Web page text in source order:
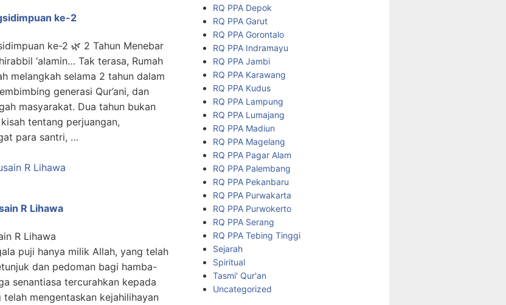
ke-2
ke-2 🌿 2 Tahun Menebar
‘alamin… Tak terasa, Rumah
melangkah selama 2 tahun dalam
generasi Qur’ani, dan
masyarakat. Dua tahun bukan
tentang perjuangan,
para santri, …
R Lihawa
R Lihawa
puji hanya milik Allah, yang telah
dan pedoman bagi hamba-
senantiasa tercurahkan kepada
telah mengentaskan kejahilihayan
RQ PPA Depok
RQ PPA Garut
RQ PPA Gorontalo
RQ PPA Indramayu
RQ PPA Jambi
RQ PPA Karawang
RQ PPA Kudus
RQ PPA Lampung
RQ PPA Lumajang
RQ PPA Madiun
RQ PPA Magelang
RQ PPA Pagar Alam
RQ PPA Palembang
RQ PPA Pekanbaru
RQ PPA Purwakarta
RQ PPA Purwokerto
RQ PPA Serang
RQ PPA Tebing Tinggi
Sejarah
Spiritual
Tasmi' Qur'an
Uncategorized